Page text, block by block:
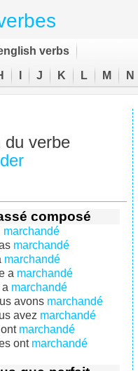
verbs
J K L M N
du verbe
composé
marchandé
marchandé
marchandé
a marchandé
marchandé
avons marchandé
avez marchandé
marchandé
ont marchandé